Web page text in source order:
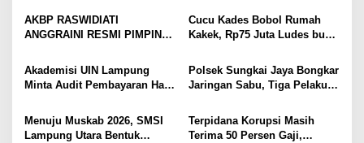
Pedang Pora
Korban Kebakaran
AKBP RASWIDIATI
ANGGRAINI RESMI PIMPIN
BAWA KOMITMEN PERKUAT
KAMTIBMAS DAN
PELAYANAN PRESISI
Cucu Kades Bobol Rumah
Kakek, Rp75 Juta Ludes buat
Ditembak Polisi
Akademisi UIN Lampung
Minta Audit Pembayaran Hak
Kepastian Hukum Tak Boleh
Berlarut
Polsek Sungkai Jaya Bongkar
Jaringan Sabu, Tiga Pelaku
Menuju Muskab 2026, SMSI
Lampung Utara Bentuk
Terpidana Korupsi Masih
Terima 50 Persen Gaji,